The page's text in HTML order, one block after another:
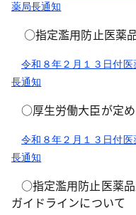
薬局長通知
○指定濫用防止医薬
令和８年２月１３日付
長通知
○厚生労働大臣が定
令和８年２月１３日付
長通知
○指定濫用防止医薬
ガイドラインについて